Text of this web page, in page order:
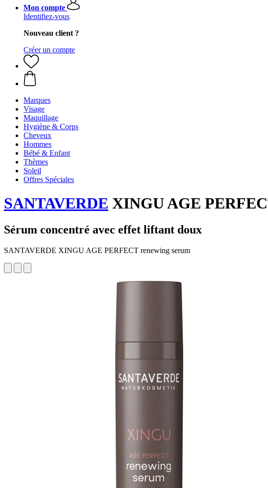
Mon compte
Identifiez-vous
Nouveau client ?
Créer un compte
Marques
Visage
Maquillage
Hygiène & Corps
Cheveux
Hommes
Bébé & Enfant
Thèmes
Soleil
Offres Spéciales
SANTAVERDE XINGU AGE
Sérum concentré avec effet liftant doux
SANTAVERDE XINGU AGE PERFECT renewing serum